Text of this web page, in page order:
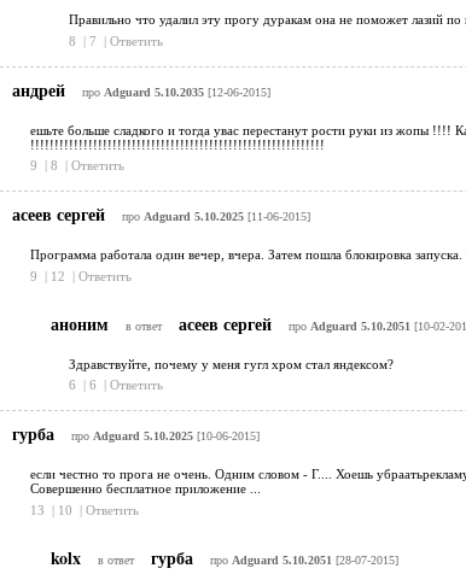
Правильно что удалил эту прогу дуракам она не поможет лазий по
8
| 7 | Ответить
андрей про Adguard 5.10.2035[12-06-2015]
ешьте больше сладкого и тогда увас перестанут рости руки из жопы !!!!
!!!!!!!!!!!!!!!!!!!!!!!!!!!!!!!!!!!!!!!!!!!!!!!!!!!!!!!!!!!!!
9
| 8 | Ответить
асеев сергей про Adguard 5.10.2025[11-06-2015]
Программа работала один вечер, вчера. Затем пошла блокировка
9
| 12 | Ответить
аноним в ответ асеев сергей про Adguard 5.10.2051 [10-02-
Здравствуйте, почему у меня гугл хром стал яндексом?
6
| 6 | Ответить
гурба про Adguard 5.10.2025[10-06-2015]
если честно то прога не очень. Одним словом - Г.... Хоешь
Совершенно бесплатное приложение ...
13
| 10 | Ответить
kolx в ответ гурба про Adguard 5.10.2051 [28-07-2015]